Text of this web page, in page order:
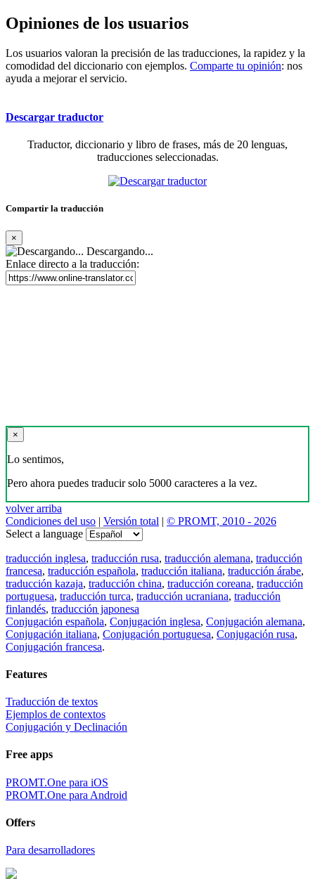
Opiniones de los usuarios
Los usuarios valoran la precisión de las traducciones, la rapidez y la
comodidad del diccionario con ejemplos. Comparte tu opinión: nos
ayuda a mejorar el servicio.
Descargar traductor
Traductor, diccionario y libro de frases, más de 20 lenguas,
traducciones seleccionadas.
Compartir la traducción
×
Descargando...
Enlace directo a la traducción:
×
Lo sentimos,
Pero ahora puedes traducir solo 5000 caracteres a la vez.
volver arriba
Condiciones del uso | Versión total | © PROMT, 2010 - 2026
Select a language
traducción inglesa, traducción rusa, traducción alemana, traducción
francesa, traducción española, traducción italiana, traducción árabe,
traducción kazaja, traducción china, traducción coreana, traducción
portuguesa, traducción turca, traducción ucraniana, traducción
finlandés, traducción japonesa
Conjugación española, Conjugación inglesa, Conjugación alemana,
Conjugación italiana, Conjugación portuguesa, Conjugación rusa,
Conjugación francesa.
Features
Traducción de textos
Ejemplos de contextos
Conjugación y Declinación
Free apps
PROMT.One para iOS
PROMT.One para Android
Offers
Para desarrolladores